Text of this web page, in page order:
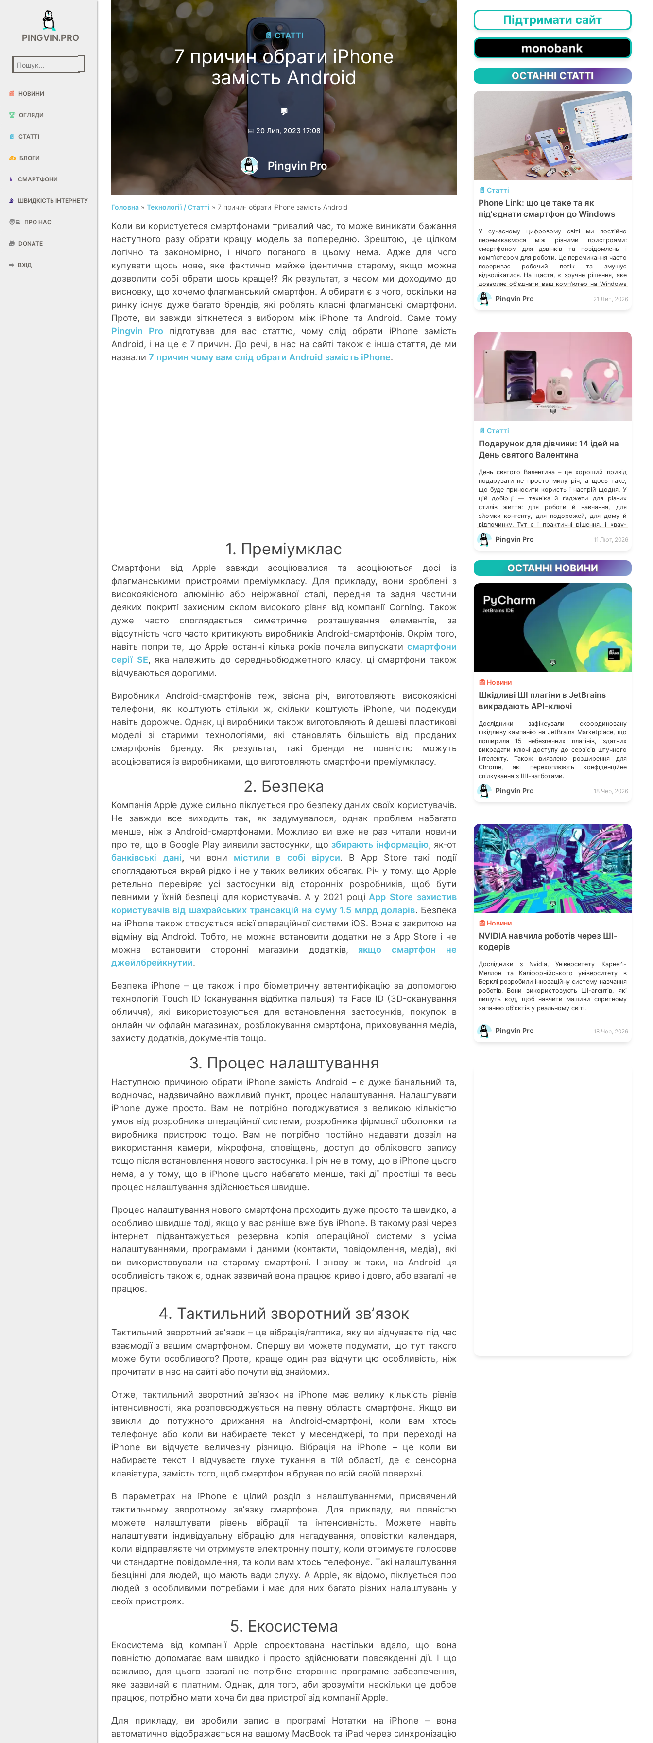
PINGVIN.PRO
📰 НОВИНИ
🏆 ОГЛЯДИ
📄 СТАТТІ
✍️ БЛОГИ
📱 СМАРТФОНИ
📡 ШВИДКІСТЬ ІНТЕРНЕТУ
🧑‍💻 ПРО НАС
🎁 DONATE
➡️ ВХІД
📄 СТАТТІ
7 причин обрати iPhone
замість Android
💬
📅 20 Лип, 2023 17:08
Pingvin Pro
Головна »Технології / Статті » 7 причин обрати iPhone замість Android
Коли ви користуєтеся смартфонами тривалий час, то може виникати бажання
наступного разу обрати кращу модель за попередню. Зрештою, це цілком
логічно та закономірно, і нічого поганого в цьому нема. Адже для чого
купувати щось нове, яке фактично майже ідентичне старому, якщо можна
дозволити собі обрати щось краще!? Як результат, з часом ми доходимо до
висновку, що хочемо флагманський смартфон. А обирати є з чого, оскільки на
ринку існує дуже багато брендів, які роблять класні флагманські смартфони.
Проте, ви завжди зіткнетеся з вибором між iPhone та Android. Саме тому
Pingvin Pro підготував для вас статтю, чому слід обрати iPhone замість
Android, і на це є 7 причин. До речі, в нас на сайті також є інша стаття, де ми
назвали7 причин чому вам слід обрати Android замість iPhone.
1. Преміумклас
Смартфони від Apple завжди асоціювалися та асоціюються досі із
флагманськими пристроями преміумкласу. Для прикладу, вони зроблені з
високоякісного алюмінію або неіржавної сталі, передня та задня частини
деяких покриті захисним склом високого рівня від компанії Corning. Також
дуже часто споглядається симетричне розташування елементів, за
відсутність чого часто критикують виробників Android-смартфонів. Окрім того,
навіть попри те, що Apple останні кілька років почала випускати смартфони
серії SE, яка належить до середньобюджетного класу, ці смартфони також
відчуваються дорогими.
Виробники Android-смартфонів теж, звісна річ, виготовляють високоякісні
телефони, які коштують стільки ж, скільки коштують iPhone, чи подекуди
навіть дорожче. Однак, ці виробники також виготовляють й дешеві пластикові
моделі зі старими технологіями, які становлять більшість від проданих
смартфонів бренду. Як результат, такі бренди не повністю можуть
асоціюватися із виробниками, що виготовляють смартфони преміумкласу.
2. Безпека
Компанія Apple дуже сильно піклується про безпеку даних своїх користувачів.
Не завжди все виходить так, як задумувалося, однак проблем набагато
менше, ніж з Android-смартфонами. Можливо ви вже не раз читали новини
про те, що в Google Play виявили застосунки, що збирають інформацію, як-от
банківські дані, чи вони містили в собі віруси. В App Store такі події
споглядаються вкрай рідко і не у таких великих обсягах. Річ у тому, що Apple
ретельно перевіряє усі застосунки від сторонніх розробників, щоб бути
певними у їхній безпеці для користувачів. А у 2021 році App Store захистив
користувачів від шахрайських трансакцій на суму 1.5 млрд доларів. Безпека
на iPhone також стосується всієї операційної системи iOS. Вона є закритою на
відміну від Android. Тобто, не можна встановити додатки не з App Store і не
можна встановити сторонні магазини додатків, якщо смартфон не
джейлбрейкнутий.
Безпека iPhone – це також і про біометричну автентифікацію за допомогою
технологій Touch ID (сканування відбитка пальця) та Face ID (3D-сканування
обличчя), які використовуються для встановлення застосунків, покупок в
онлайн чи офлайн магазинах, розблокування смартфона, приховування медіа,
захисту додатків, документів тощо.
3. Процес налаштування
Наступною причиною обрати iPhone замість Android – є дуже банальний та,
водночас, надзвичайно важливий пункт, процес налаштування. Налаштувати
iPhone дуже просто. Вам не потрібно погоджуватися з великою кількістю
умов від розробника операційної системи, розробника фірмової оболонки та
виробника пристрою тощо. Вам не потрібно постійно надавати дозвіл на
використання камери, мікрофона, сповіщень, доступ до облікового запису
тощо після встановлення нового застосунка. І річ не в тому, що в iPhone цього
нема, а у тому, що в iPhone цього набагато менше, такі дії простіші та весь
процес налаштування здійснюється швидше.
Процес налаштування нового смартфона проходить дуже просто та швидко, а
особливо швидше тоді, якщо у вас раніше вже був iPhone. В такому разі через
інтернет підвантажується резервна копія операційної системи з усіма
налаштуваннями, програмами і даними (контакти, повідомлення, медіа), які
ви використовували на старому смартфоні. І знову ж таки, на Android ця
особливість також є, однак зазвичай вона працює криво і довго, або взагалі не
працює.
4. Тактильний зворотний звʼязок
Тактильний зворотний звʼязок – це вібрація/гаптика, яку ви відчуваєте під час
взаємодії з вашим смартфоном. Спершу ви можете подумати, що тут такого
може бути особливого? Проте, краще один раз відчути цю особливість, ніж
прочитати в нас на сайті або почути від знайомих.
Отже, тактильний зворотний звʼязок на iPhone має велику кількість рівнів
інтенсивності, яка розповсюджується на певну область смартфона. Якщо ви
звикли до потужного дрижання на Android-смартфоні, коли вам хтось
телефонує або коли ви набираєте текст у месенджері, то при переході на
iPhone ви відчуєте величезну різницю. Вібрація на iPhone – це коли ви
набираєте текст і відчуваєте глухе тукання в тій області, де є сенсорна
клавіатура, замість того, щоб смартфон вібрував по всій своїй поверхні.
В параметрах на iPhone є цілий розділ з налаштуваннями, присвячений
тактильному зворотному звʼязку смартфона. Для прикладу, ви повністю
можете налаштувати рівень вібрації та інтенсивність. Можете навіть
налаштувати індивідуальну вібрацію для нагадування, оповістки календаря,
коли відправляєте чи отримуєте електронну пошту, коли отримуєте голосове
чи стандартне повідомлення, та коли вам хтось телефонує. Такі налаштування
безцінні для людей, що мають вади слуху. А Apple, як відомо, піклується про
людей з особливими потребами і має для них багато різних налаштувань у
своїх пристроях.
5. Екосистема
Екосистема від компанії Apple спроєктована настільки вдало, що вона
повністю допомагає вам швидко і просто здійснювати повсякденні дії. І що
важливо, для цього взагалі не потрібне стороннє програмне забезпечення,
яке зазвичай є платним. Однак, для того, аби зрозуміти наскільки це добре
працює, потрібно мати хоча би два пристрої від компанії Apple.
Для прикладу, ви зробили запис в програмі Нотатки на iPhone – вона
автоматично відображається на вашому MacBook та iPad через синхронізацію
Підтримати сайт
ОСТАННІ СТАТТІ
💬
📄 Статті
Phone Link: що це таке та як
підʼєднати смартфон до Windows
У сучасному цифровому світі ми постійно
перемикаємося між різними пристроями:
смартфоном для дзвінків та повідомлень і
компʼютером для роботи. Це перемикання часто
перериває робочий потік та змушує
відволікатися. На щастя, є зручне рішення, яке
дозволяє обʼєднати ваш компʼютер на Windows
із мобільним пристроєм, чи то Android, чи iOS.
Йдеться про застосунок Звʼязок зі смартфоном
Pingvin Pro 21 Лип, 2026
💬
📄 Статті
Подарунок для дівчини: 14 ідей на
День святого Валентина
День святого Валентина – це хороший привід
подарувати не просто милу річ, а щось таке,
що буде приносити користь і настрій щодня. У
цій добірці — техніка й ґаджети для різних
стилів життя: для роботи й навчання, для
зйомки контенту, для подорожей, для дому й
відпочинку. Тут є і практичні рішення, і «вау-
подарунки», які одразу […]
Pingvin Pro 11 Лют, 2026
ОСТАННІ НОВИНИ
💬
📰 Новини
Шкідливі ШІ плагіни в JetBrains
викрадають API-ключі
Дослідники зафіксували скоординовану
шкідливу кампанію на JetBrains Marketplace, що
поширила 15 небезпечних плагінів, здатних
викрадати ключі доступу до сервісів штучного
інтелекту. Також виявлено розширення для
Chrome, які перехоплюють конфіденційне
спілкування з ШІ-чатботами.
Pingvin Pro 18 Чер, 2026
💬
📰 Новини
NVIDIA навчила роботів через ШІ-
кодерів
Дослідники з Nvidia, Університету Карнеґі-
Меллон та Каліфорнійського університету в
Берклі розробили інноваційну систему навчання
роботів. Вони використовують ШІ-агентів, які
пишуть код, щоб навчити машини спритному
хапанню обʼєктів у реальному світі.
Pingvin Pro 18 Чер, 2026